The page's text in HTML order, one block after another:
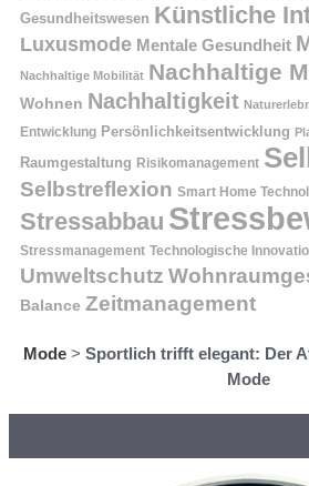
Gesundheitswesen Künstliche
Luxusmode Mentale Gesundheit
Nachhaltige Mobilität Nachhaltige
Wohnen Nachhaltigkeit
Entwicklung Persönlichkeitsentwicklung
Raumgestaltung Risikomanagement
Selbstreflexion Smart Home
Stressabbau
Stressmanagement Technologische
Umweltschutz
Balance Zeitmanagement
Mode> Sportlich trifft elegant: Der
Mode